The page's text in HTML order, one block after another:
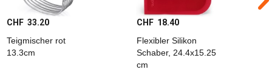
CHF 33.20
Teigmischer rot
13.3cm
CHF 18.40
Flexibler Silikon
Schaber, 24.4x15.25
cm